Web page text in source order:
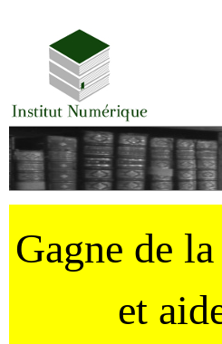
Gagne de
et